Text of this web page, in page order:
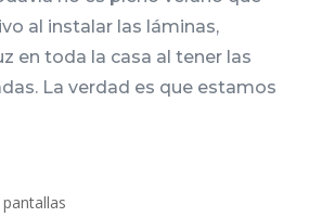
al instalar las láminas,
en toda la casa al tener las
La verdad es que estamos